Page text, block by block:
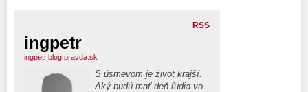
RSS
ingpetr
ingpetr.blog.pravda.sk
S úsmevom je život krajší.
Aký budú mať deň ľudia vo